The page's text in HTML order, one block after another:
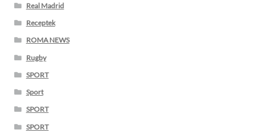
Real Madrid
Receptek
ROMA NEWS
Rugby
SPORT
Sport
SPORT
SPORT